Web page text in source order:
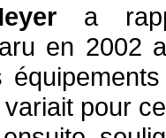
a
en 2002
pour